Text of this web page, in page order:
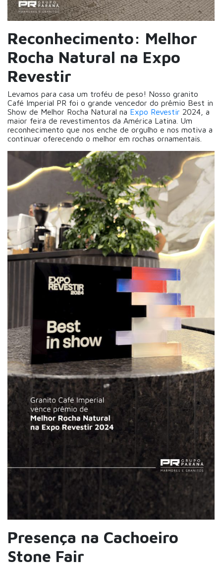
Reconhecimento: Melhor
Rocha Natural na Expo
Revestir
Levamos para casa um troféu de peso! Nosso granito
Café Imperial PR foi o grande vencedor do prêmio Best in
Show de Melhor Rocha Natural na Expo Revestir 2024, a
maior feira de revestimentos da América Latina. Um
reconhecimento que nos enche de orgulho e nos motiva a
continuar oferecendo o melhor em rochas ornamentais.
Presença na Cachoeiro
Stone Fair